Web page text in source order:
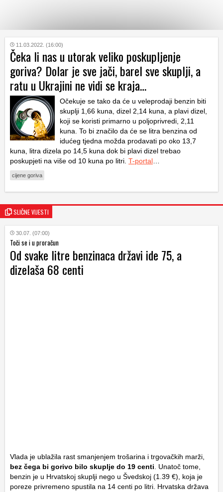
KATEGORIJE
HRVATSKI
WEB
11.03.2022. (16:00)
Čeka li nas u utorak veliko poskupljenje
goriva? Dolar je sve jači, barel sve skuplji, a
ratu u Ukrajini ne vidi se kraja…
Očekuje se tako da će u veleprodaji benzin biti
skuplji 1,66 kuna, dizel 2,14 kuna, a plavi dizel,
koji se koristi primarno u poljoprivredi, 2,11
kuna. To bi značilo da će se litra benzina od
idućeg tjedna možda prodavati po oko 13,7
kuna, litra dizela po 14,5 kuna dok bi plavi dizel trebao
poskupjeti na više od 10 kuna po litri. T-portal
cijene goriva
SLIČNE VIJESTI
30.07. (07:00)
Toči se i u proračun
Od svake litre benzinaca državi ide 75, a
dizelaša 68 centi
Vlada je ublažila rast smanjenjem trošarina i trgovačkih marži,
bez čega bi gorivo bilo skuplje do 19 centi . Unatoč tome,
benzin je u Hrvatskoj skuplji nego u Švedskoj (1.39 €), koja je
poreze privremeno spustila na 14 centi po litri. Hrvatska država